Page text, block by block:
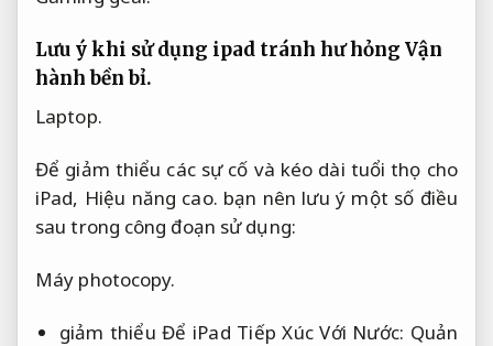
Lưu ý khi sử dụng ipad tránh hư hỏng Vận
hành bền bỉ.
Laptop.
Để giảm thiểu các sự cố và kéo dài tuổi thọ cho
iPad, Hiệu năng cao. bạn nên lưu ý một số điều
sau trong công đoạn sử dụng:
Máy photocopy.
giảm thiểu Để iPad Tiếp Xúc Với Nước: Quản